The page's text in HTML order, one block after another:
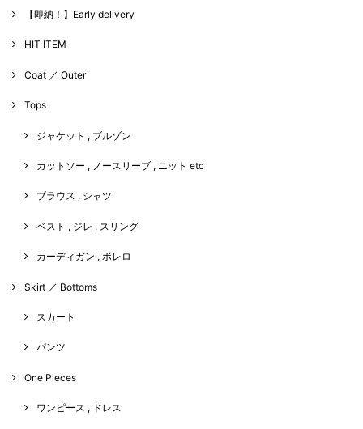
【即納！】Early delivery
HIT ITEM
Coat ／ Outer
Tops
ジャケット , ブルゾン
カットソー , ノースリーブ , ニット etc
ブラウス , シャツ
ベスト , ジレ , スリング
カーディガン , ボレロ
Skirt ／ Bottoms
スカート
パンツ
One Pieces
ワンピース , ドレス